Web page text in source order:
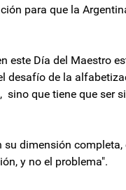
para que la
este Día del Maestro
desafío de la
sino que tiene que ser
dimensión
y no el problema".